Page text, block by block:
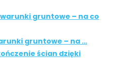
gruntowe – na …